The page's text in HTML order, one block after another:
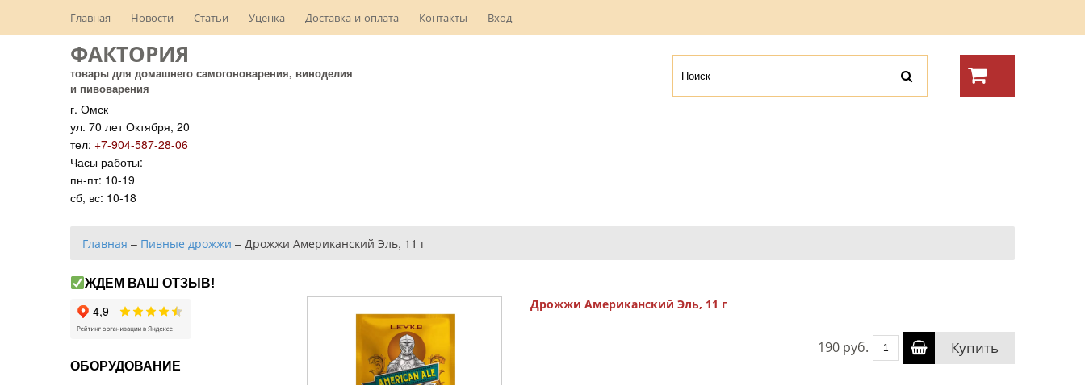
Главная Новости Статьи Уценка Доставка и оплата Контакты Вход
ФАКТОРИЯ
товары для домашнего самогоноварения, виноделия
и пивоварения
г. Омск
ул. 70 лет Октября, 20
тел: +7-904-587-28-06
Часы работы:
пн-пт: 10-19
сб, вс: 10-18
Главная – Пивные дрожжи – Дрожжи Американский Эль, 11 г
Дрожжи Американский Эль, 11 г
190 руб. Купить
ЖДЕМ ВАШ ОТЗЫВ!
ОБОРУДОВАНИЕ